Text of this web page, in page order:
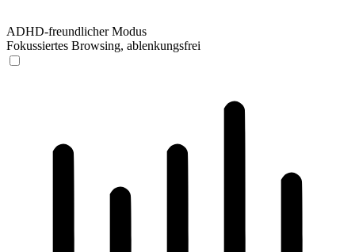
ADHD-freundlicher Modus
Fokussiertes Browsing, ablenkungsfrei